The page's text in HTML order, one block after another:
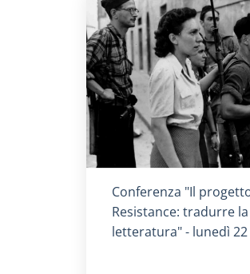
Titolo card:
Conferenza "Il
Resistance: tradurre
letteratura" - lunedì